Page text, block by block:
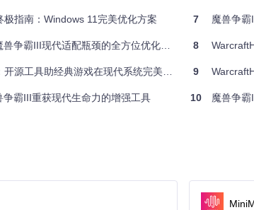
原sizebypass模块） 支持4MB以上大型地图加载，
截技术修改渲染管线，采用钩子(Hook)机制实现对游戏
gitcode.com/gh_mirrors/wa/WarcraftHelper克隆）
指南：Windows 11完美优化方案
霸III现代适配瓶颈的全方位优化方案
源工具助经典游戏在现代系统完美运行
霸III重获现代生命力的增强工具
7 魔兽争
8
9
10 魔兽争